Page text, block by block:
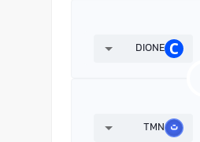
DIONE
TMN